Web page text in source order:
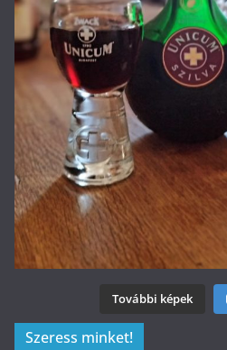
További képek
Szeress minket!